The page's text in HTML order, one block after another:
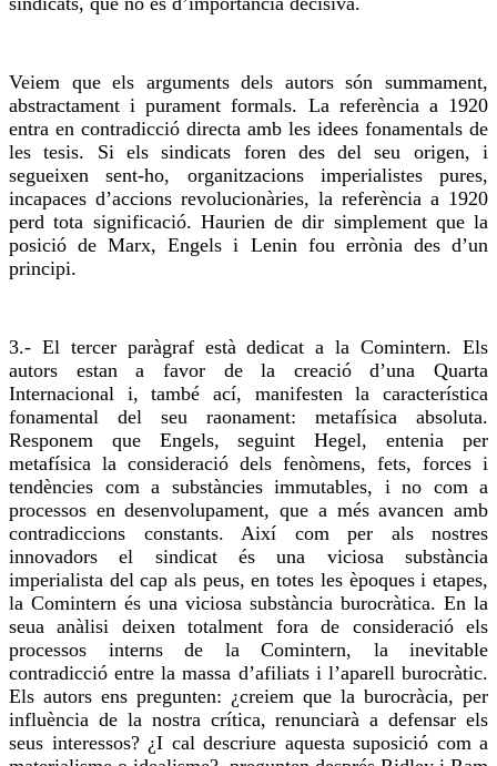
Veiem que els arguments dels autors són summament,
abstractament i purament formals. La referència a 1920
entra en contradicció directa amb les idees fonamentals de
les tesis. Si els sindicats forendes del seu origen, i
segueixen sent-ho, organitzacions imperialistes pures,
incapaces d’accions revolucionàries, la referència a 1920
perd tota significació. Haurien de dir simplement que la
posició de Marx, Engels i Lenin fouerrònia des d’un
principi.
3.- El tercer paràgraf està dedicat a laComintern. Els
autors estan a favor de la creació d’una Quarta
Internacional i, també ací, manifesten la característica
fonamental del seu raonament: metafísica absoluta.
Responem que Engels, seguint Hegel, entenia per
metafísica la consideració dels fenòmens, fets, forces i
tendències com a substàncies immutables, i no com a
processos en desenvolupament, que a més avancen amb
contradiccions constants. Així com per als nostres
innovadors el sindicat és una viciosa substància
imperialista del cap als peus, en totes les èpoques i etapes,
la Comintern és una viciosa substància burocràtica. En la
seua anàlisi deixen totalment forade consideració els
processos interns de la Comintern, la inevitable
contradicció entre la massa d’afiliats i l’aparell burocràtic.
Els autors ens pregunten: ¿creiem que la burocràcia, per
influència de la nostra crítica, renunciarà a defensar els
seus interessos? ¿I cal descriure aquesta suposició com a